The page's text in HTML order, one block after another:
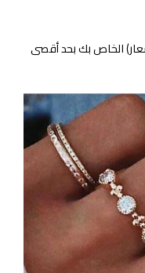
الخاص بك بحد أقصى